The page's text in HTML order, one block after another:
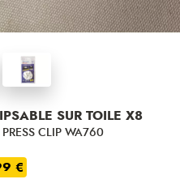
SUR TOILE X8
PRESS CLIP WA760
€